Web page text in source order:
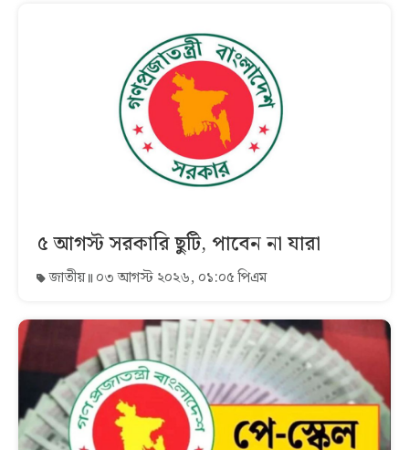
৫ আগস্ট সরকারি ছুটি, পাবেন না যারা
জাতীয় ০৩ আগস্ট ২০২৬, ০১:০৫ পিএম